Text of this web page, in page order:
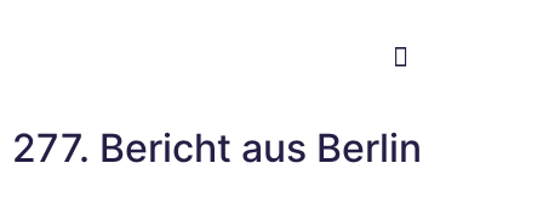
277. Bericht aus Berlin